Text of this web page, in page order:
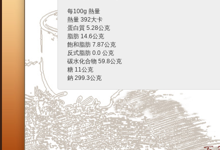
每100g 熱量
熱量 392大卡
蛋白質 5.28公克
脂肪 14.6公克
飽和脂肪 7.87公克
反式脂肪 0.0 公克
碳水化合物 59.8公克
糖 11公克
鈉 299.3公克